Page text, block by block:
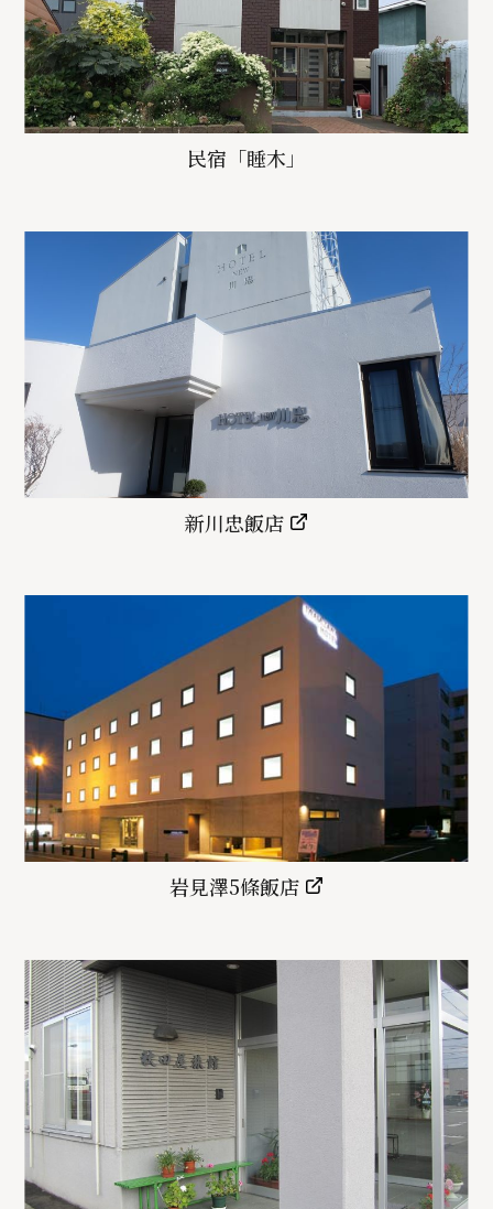
民宿「睡木」
新川忠飯店
岩見澤5條飯店